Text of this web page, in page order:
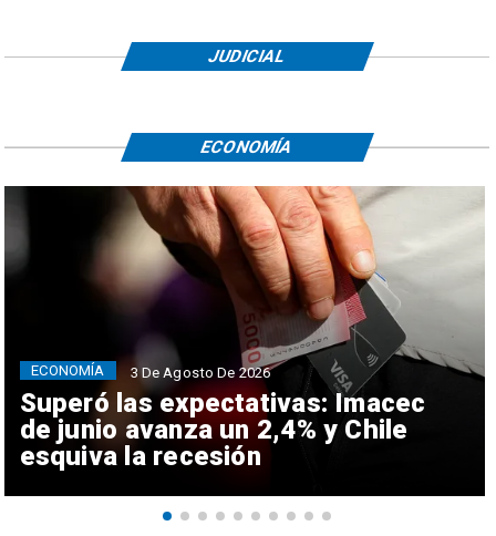
JUDICIAL
Superó las expectativas: Imacec
de junio avanza un 2,4% y Chile
esquiva la recesión
ECONOMÍA 3 De Agosto De 2026
ECONOMÍA